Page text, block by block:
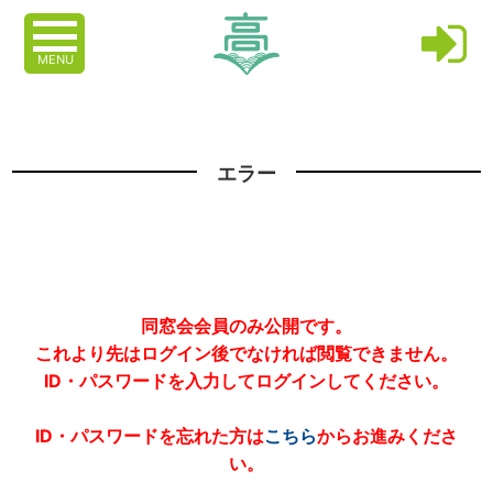
MENU
エラー
同窓会会員のみ公開です。
これより先はログイン後でなければ閲覧できません。
ID・パスワードを入力してログインしてください。
ID・パスワードを忘れた方はこちらからお進みくださ
い。